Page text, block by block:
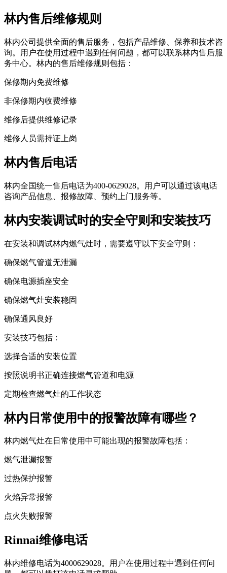
林内售后维修规则
林内公司提供全面的售后服务，包括产品维修、保养和技术咨
询。用户在使用过程中遇到任何问题，都可以联系林内售后服
务中心。林内的售后维修规则包括：
保修期内免费维修
非保修期内收费维修
维修后提供维修记录
维修人员需持证上岗
林内售后电话
林内全国统一售后电话为400-0629028。用户可以通过该电话
咨询产品信息、报修故障、预约上门服务等。
林内安装调试时的安全守则和安装技巧
在安装和调试林内燃气灶时，需要遵守以下安全守则：
确保燃气管道无泄漏
确保电源插座安全
确保燃气灶安装稳固
确保通风良好
安装技巧包括：
选择合适的安装位置
按照说明书正确连接燃气管道和电源
定期检查燃气灶的工作状态
林内日常使用中的报警故障有哪些？
林内燃气灶在日常使用中可能出现的报警故障包括：
燃气泄漏报警
过热保护报警
火焰异常报警
点火失败报警
Rinnai维修电话
林内维修电话为4000629028。用户在使用过程中遇到任何问